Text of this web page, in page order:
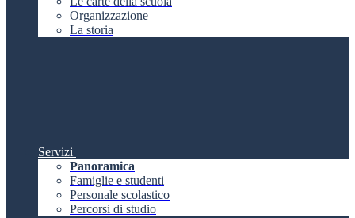
Organizzazione
La storia
Servizi
Panoramica
Famiglie e studenti
Personale scolastico
Percorsi di studio